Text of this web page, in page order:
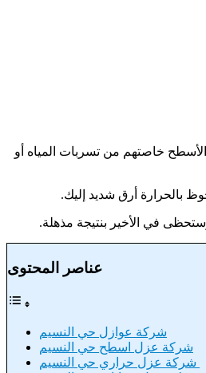
خاصتهم من تسربات المياه أو
بالحرارة أرق شديد إليك.
في الأخير بنتيجة مذهلة.
عناصر المحتوى
شركة عوازل حي النسيم
شركة عزل اسطح حي النسيم